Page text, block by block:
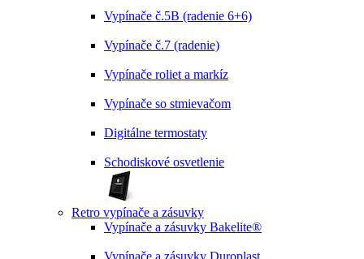
Vypínače č.5B (radenie 6+6)
Vypínače č.7 (radenie)
Vypínače roliet a markíz
Vypínače so stmievačom
Digitálne termostaty
Schodiskové osvetlenie
Retro vypínače a zásuvky
Vypínače a zásuvky Bakelite®
Vypínače a zásuvky Duroplast